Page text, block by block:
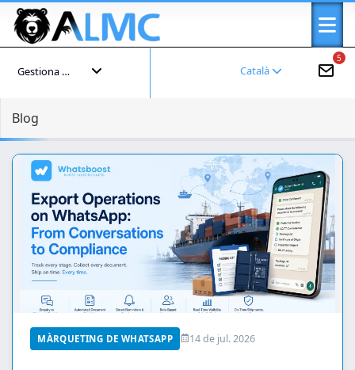
5
Català
Gestiona el teu compte
Blog
MÀRQUETING DE WHATSAPP 14 de jul. 2026